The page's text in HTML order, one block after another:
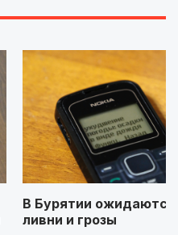
В Бурятии ожидаются
ливни и грозы